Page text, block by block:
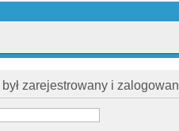
zarejestrowany i